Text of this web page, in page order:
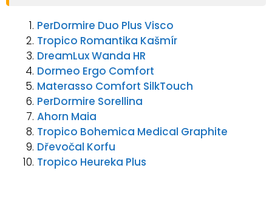
PerDormire Duo Plus Visco
Tropico Romantika Kašmír
DreamLux Wanda HR
Dormeo Ergo Comfort
Materasso Comfort SilkTouch
PerDormire Sorellina
Ahorn Maia
Tropico Bohemica Medical Graphite
Dřevočal Korfu
Tropico Heureka Plus